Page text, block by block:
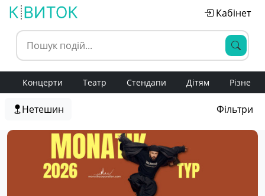
Кабінет
Концерти Театр Стендапи Дітям Різне
Нетешин Фільтри